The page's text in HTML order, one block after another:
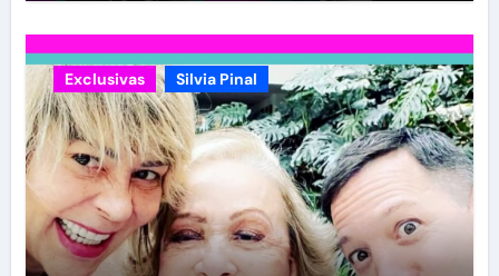
Exclusivas Silvia Pinal